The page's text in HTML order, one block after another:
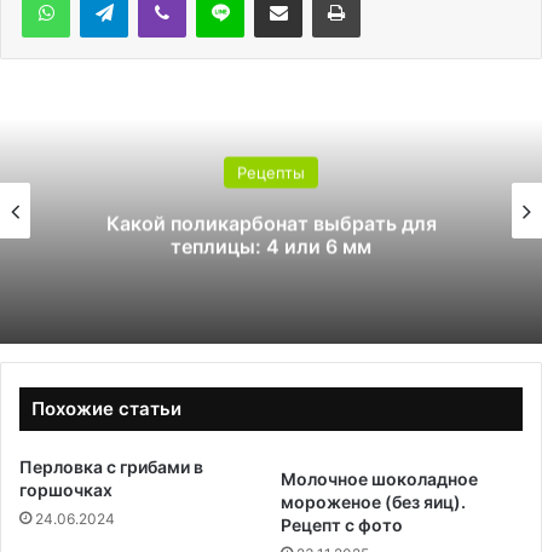
Рецепты
Какой поликарбонат выбрать для
теплицы: 4 или 6 мм
Похожие статьи
Перловка с грибами в
горшочках
24.06.2024
Молочное шоколадное
мороженое (без яиц).
Рецепт с фото